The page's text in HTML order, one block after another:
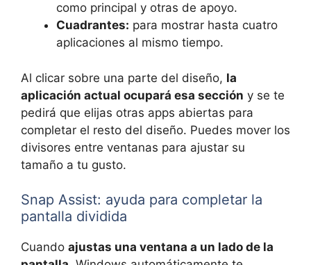
como principal y otras de apoyo.
Cuadrantes: para mostrar hasta cuatro
aplicaciones al mismo tiempo.
Al clicar sobre una parte del diseño, la
aplicación actual ocupará esa sección y se te
pedirá que elijas otras apps abiertas para
completar el resto del diseño. Puedes mover los
divisores entre ventanas para ajustar su
tamaño a tu gusto.
Snap Assist: ayuda para completar la
pantalla dividida
Cuando ajustas una ventana a un lado de la